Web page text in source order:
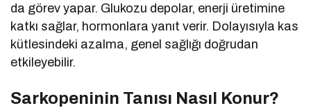
da görev yapar. Glukozu depolar, enerji üretimine
katkı sağlar, hormonlara yanıt verir. Dolayısıyla kas
kütlesindeki azalma, genel sağlığı doğrudan
etkileyebilir.
Sarkopeninin Tanısı Nasıl Konur?